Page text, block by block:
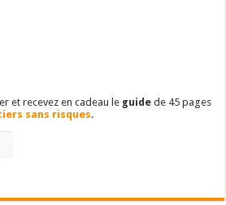
et recevez en cadeau le guide de 45 pages
sans risques.